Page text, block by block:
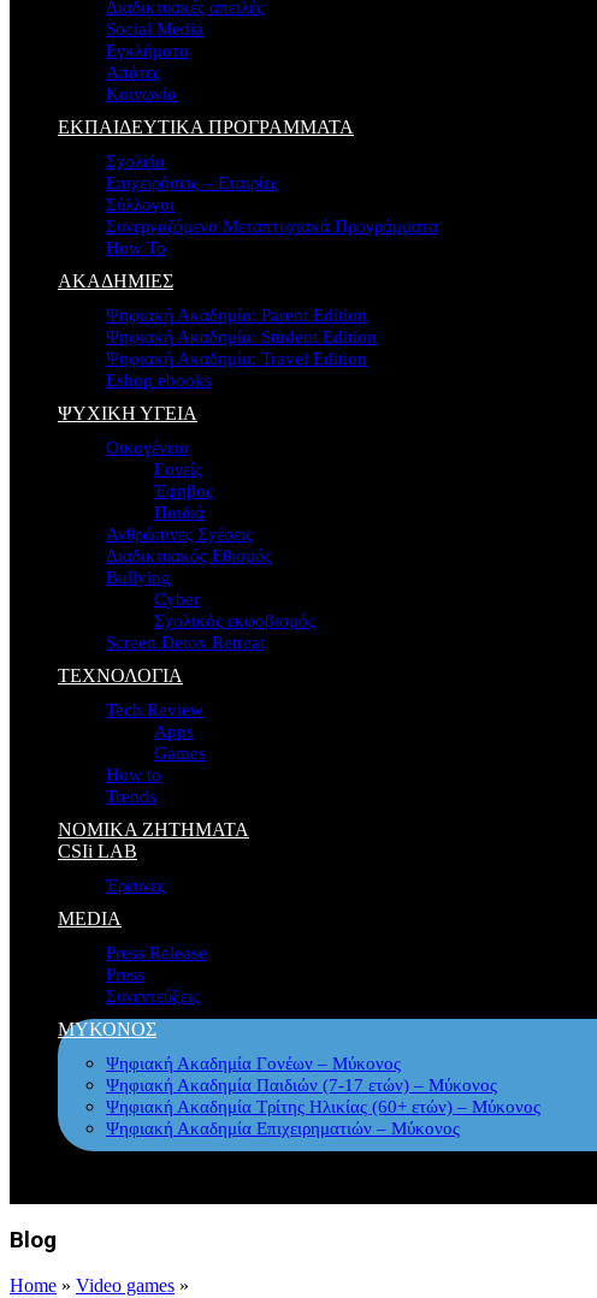
Διαδικτυακές απειλές
Social Media
Εγκλήματα
Απάτες
Κοινωνία
ΕΚΠΑΙΔΕΥΤΙΚΑ ΠΡΟΓΡΑΜΜΑΤΑ
Σχολεία
Επιχειρήσεις – Εταιρίες
Σύλλογοι
Συνεργαζόμενα Μεταπτυχιακά Προγράμματα
How To
ΑΚΑΔΗΜΙΕΣ
Ψηφιακή Ακαδημία: Parent Edition
Ψηφιακή Ακαδημία: Student Edition
Ψηφιακή Ακαδημία: Travel Edition
Eshop ebooks
ΨΥΧΙΚΗ ΥΓΕΙΑ
Οικογένεια
Γονείς
Έφηβος
Παιδιά
Ανθρώπινες Σχέσεις
Διαδικτυακός Εθισμός
Bullying
Cyber
Σχολικός εκφοβισμός
Screen Detox Retreat
ΤΕΧΝΟΛΟΓΙΑ
Tech Review
Apps
Games
How to
Trends
ΝΟΜΙΚΑ ΖΗΤΗΜΑΤΑ
CSIi LAB
Έρευνες
MEDIA
Press Release
Press
Συνεντεύξεις
ΜΥΚΟΝΟΣ
Ψηφιακή Ακαδημία Γονέων – Μύκονος
Ψηφιακή Ακαδημία Παιδιών (7-17 ετών) – Μύκονος
Ψηφιακή Ακαδημία Τρίτης Ηλικίας (60+ ετών) – Μύκονος
Ψηφιακή Ακαδημία Επιχειρηματιών – Μύκονος
Blog
Home » Video games »